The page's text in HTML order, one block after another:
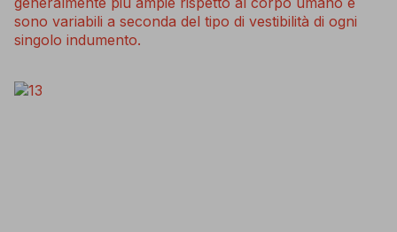
sono variabili a seconda del tipo di vestibilità di ogni
singolo indumento.